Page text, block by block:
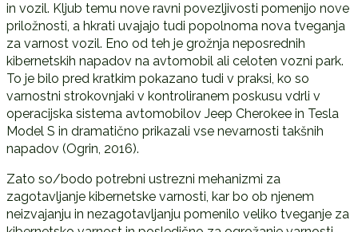
in vozil. Kljub temu nove ravni povezljivosti pomenijo nove
priložnosti, a hkrati uvajajo tudi popolnoma nova tveganja
za varnost vozil. Eno od teh je grožnja neposrednih
kibernetskih napadov na avtomobil ali celoten vozni park.
To je bilo pred kratkim pokazano tudi v praksi, ko so
varnostni strokovnjaki v kontroliranem poskusu vdrli v
operacijska sistema avtomobilov Jeep Cherokee in Tesla
Model S in dramatično prikazali vse nevarnosti takšnih
napadov (Ogrin, 2016).
Zato so/bodo potrebni ustrezni mehanizmi za
zagotavljanje kibernetske varnosti, kar bo ob njenem
neizvajanju in nezagotavljanju pomenilo veliko tveganje za